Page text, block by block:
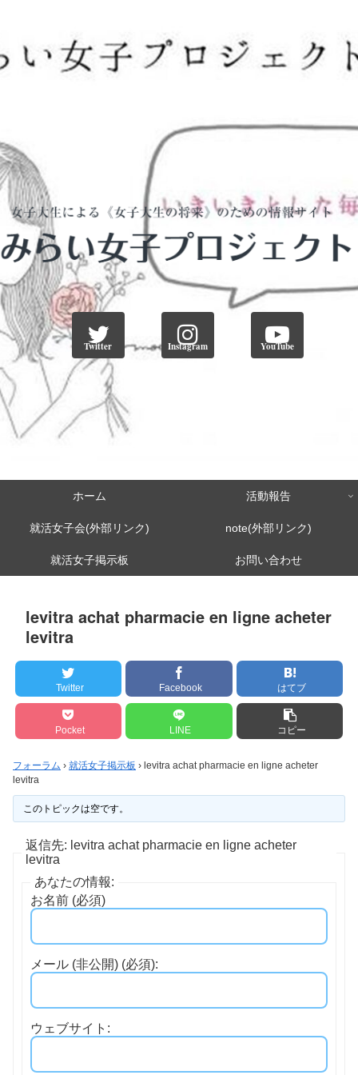
Twitter Instagram YouTube
ホーム 活動報告
就活女子会(外部リンク) note(外部リンク)
就活女子掲示板 お問い合わせ
levitra achat pharmacie en ligne acheter
levitra
Twitter Facebook はてブ
Pocket LINE コピー
フォーラム › 就活女子掲示板 › levitra achat pharmacie en ligne acheter
levitra
このトピックは空です。
返信先: levitra achat pharmacie en ligne acheter
levitra
あなたの情報:
お名前 (必須)
メール (非公開) (必須):
ウェブサイト: